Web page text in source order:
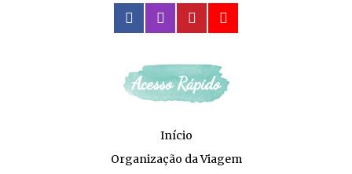
Acesso Rápido
Início
Organização da Viagem